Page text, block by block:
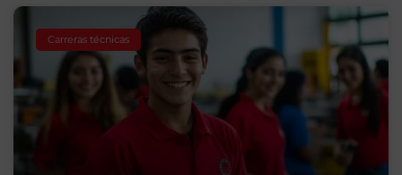
Carreras técnicas